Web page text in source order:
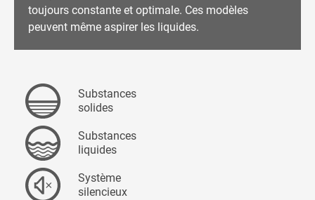
toujours constante et optimale. Ces modèles
peuvent même aspirer les liquides.
Substances
solides
Substances
liquides
Système
silencieux